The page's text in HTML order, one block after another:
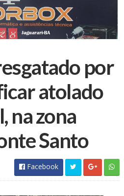
por
atolado
na zona
Santo
Facebook